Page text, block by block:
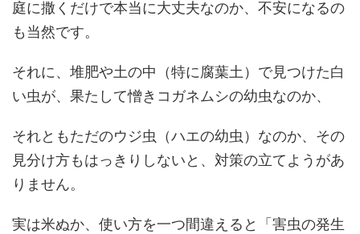
庭に撒くだけで本当に大丈夫なのか、不安になるの
も当然です。
それに、堆肥や土の中（特に腐葉土）で見つけた白
い虫が、果たして憎きコガネムシの幼虫なのか、
それともただのウジ虫（ハエの幼虫）なのか、その
見分け方もはっきりしないと、対策の立てようがあ
りません。
実は米ぬか、使い方を一つ間違えると「害虫の発生